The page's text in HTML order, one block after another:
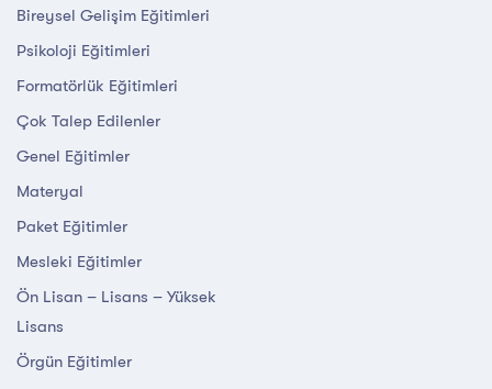
Bireysel Gelişim Eğitimleri
Psikoloji Eğitimleri
Formatörlük Eğitimleri
Çok Talep Edilenler
Genel Eğitimler
Materyal
Paket Eğitimler
Mesleki Eğitimler
Ön Lisan – Lisans – Yüksek
Lisans
Örgün Eğitimler